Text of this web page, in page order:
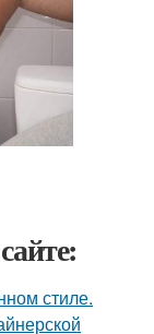
стиле.